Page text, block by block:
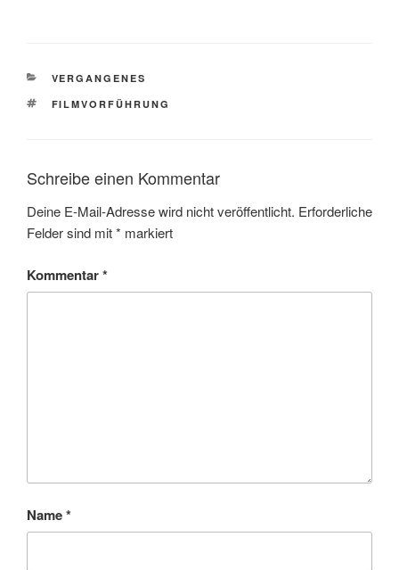
KATEGORIEN
VERGANGENES
SCHLAGWÖRTER
FILMVORFÜHRUNG
Schreibe einen Kommentar
Deine E-Mail-Adresse wird nicht veröffentlicht. Erforderliche
Felder sind mit* markiert
Kommentar*
Name*